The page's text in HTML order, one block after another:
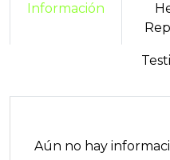
Información
Aún no hay